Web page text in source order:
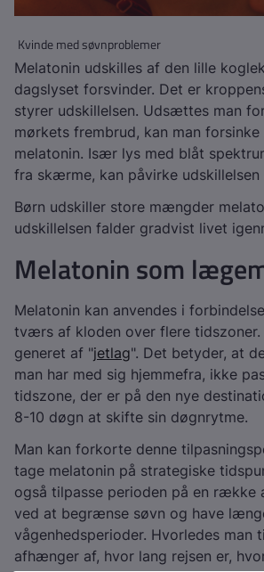
Kvinde med søvnproblemer
Melatonin udskilles af den lille
dagslyset forsvinder. Det er
styrer udskillelsen. Udsættes man
mørkets frembrud, kan man
melatonin. Især lys med blåt
fra skærme, kan påvirke udskillelsen
Børn udskiller store mængder
udskillelsen falder gradvist livet
Melatonin som
Melatonin kan anvendes i
tværs af kloden over flere tidszoner.
generet af "jetlag". Det betyder, at
man har med sig hjemmefra, ikke
tidszone, der er på den nye
8-10 døgn at skifte sin døgnrytme.
Man kan forkorte denne
tage melatonin på strategiske
også tilpasse perioden på en række
ved at begrænse søvn og have
vågenhedsperioder. Hvorledes man
afhænger af, hvor lang rejsen er,